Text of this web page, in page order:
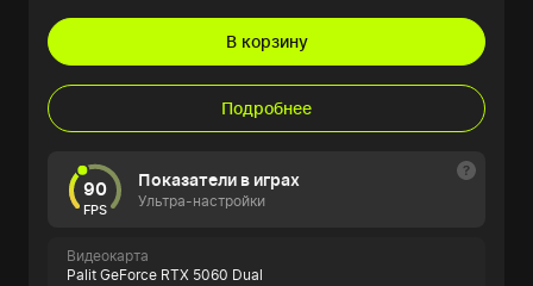
В корзину
Подробнее
90
FPS
Показатели в играх
Ультра-настройки
Видеокарта
Palit GeForce RTX 5060 Dual